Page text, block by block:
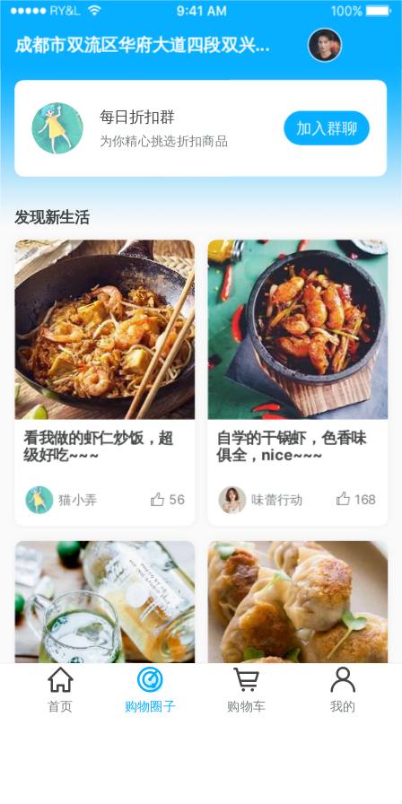
每日折扣群
为你精心挑选折扣商品
加入群聊
看我做的虾仁炒饭，超
级好吃~~~
猫小弄  56
发现新生活
自学的干锅虾，色香味
俱全，nice~~~
味蕾行动  168
首页

购物圈子

购物车

我的

成都市双流区华府大道四段双兴...